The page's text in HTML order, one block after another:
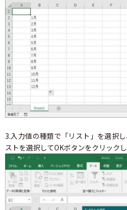
3.入力値の種類で「リスト」を選択
ストを選択してOKボタンをクリックし